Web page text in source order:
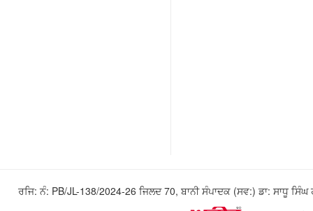
ਰਜਿ: ਨੰ: PB/JL-138/2024-26 ਜਿਲਦ 70, ਬਾਨੀ ਸੰਪਾਦਕ (ਸਵ:) ਡਾ: ਸਾਧੂ